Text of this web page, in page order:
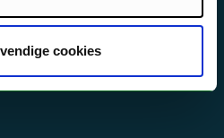
cookies